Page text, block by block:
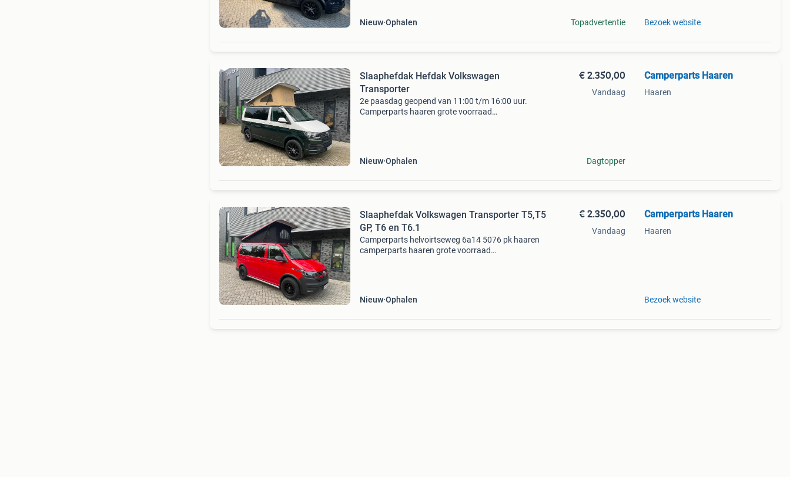
Nieuw Ophalen Topadvertentie Bezoek website
Slaaphefdak Hefdak Volkswagen
Transporter
2e paasdag geopend van 11:00 t/m 16:00 uur.
Camperparts haaren grote voorraad
Nieuw Ophalen
€ 2.350,00
Vandaag
Dagtopper
Camperparts Haaren
Haaren
Slaaphefdak Volkswagen Transporter T5,T5
GP, T6 en T6.1
Camperparts helvoirtseweg 6a14 5076 pk haaren
camperparts haaren grote voorraad
Nieuw Ophalen
€ 2.350,00
Vandaag
Camperparts Haaren
Haaren
Bezoek website